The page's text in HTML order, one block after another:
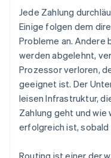
Schutz des
Transaktionswert
Leistung in der
Kosten
Verfügbarkeit und
Regulatorische
Jede Zahlung
Einige folgen dem
Probleme an. Andere
werden abgelehnt,
Prozessor verloren,
geeignet ist. Der
leisen Infrastruktur,
Zahlung geht und wie
erfolgreich ist,